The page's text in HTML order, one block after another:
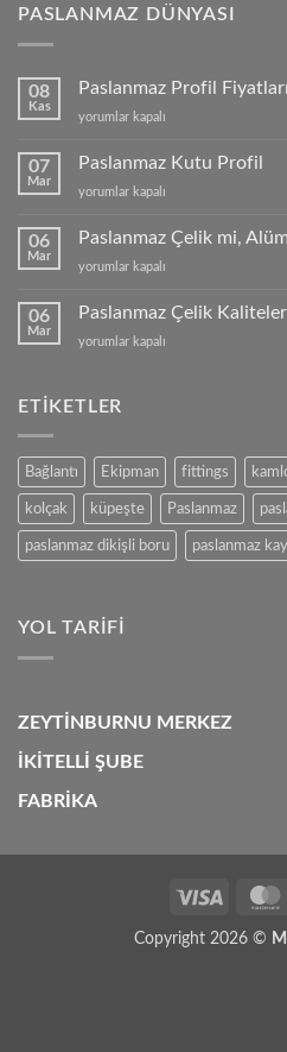
PASLANMAZ DÜNYASI
08
Kas
Paslanmaz Profil Fiyatları
Paslanmaz
Fiyatları
yorumlar kapalı
07
Mar
Paslanmaz Kutu Profil
Paslanmaz
Profil
yorumlar kapalı
06
Mar
Paslanmaz Çelik mi,
Paslanmaz
mi,
mu?
yorumlar kapalı
06
Mar
Paslanmaz Çelik
Paslanmaz
için
yorumlar kapalı
ETIKETLER
Bağlantı Ekipman fittings
kolçak küpeşte Paslanmaz
paslanmaz dikişli boru paslanmaz
YOL TARIFI
ZEYTİNBURNU MERKEZ
İKİTELLİ ŞUBE
FABRİKA
Visa
Copyright 2026 ©